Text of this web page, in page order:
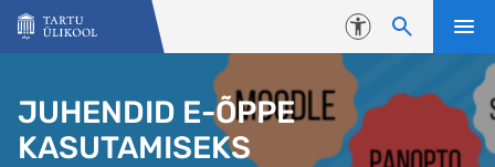
Liigu edasi põhisisu juurde
Juurdepääsetavus
JUHENDID E-ÕPPE
KASUTAMISEKS